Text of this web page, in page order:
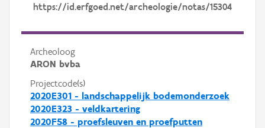
https://id.erfgoed.net/archeologie/notas/15304
Archeoloog
ARON bvba
Projectcode(s)
2020E301 - landschappelijk bodemonderzoek
2020E323 - veldkartering
2020F58 - proefsleuven en proefputten